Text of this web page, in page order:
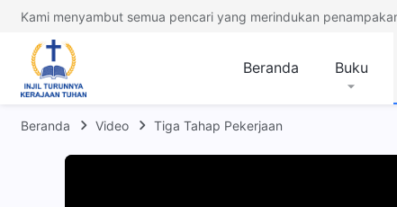
Kami menyambut semua pencari yang merindukan
Beranda Buku
Beranda Video Tiga Tahap Pekerjaan